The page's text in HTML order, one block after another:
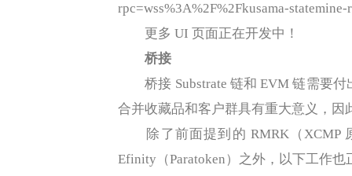
rpc=wss%3A%2F%2Fkusama-
更多 UI 页面正在开发中！
桥接
桥接 Substrate 链和 EVM 链需要付
合并收藏品和客户群具有重大意义，因
除了前面提到的 RMRK（XCMP 原
Efinity（Paratoken）之外，以下工作也